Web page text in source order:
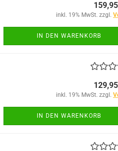
inkl. 19% MwSt. zzgl.
IN DEN WARENKORB
inkl. 19% MwSt. zzgl.
IN DEN WARENKORB